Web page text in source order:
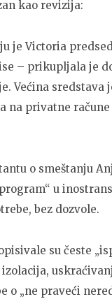
kao revizija:
je Victoria
– prikupljala je
Većina sredstava
na privatne
o smeštanju
u
bez dozvole.
su česte
o „ne praveći